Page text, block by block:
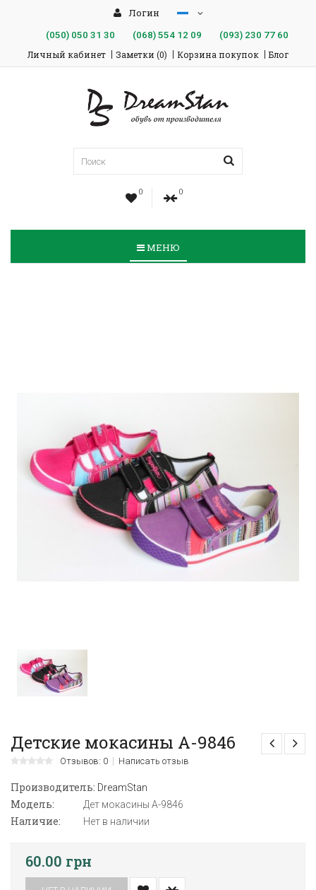
Логин
(050)050 31 30 (068)554 12 09 (093)230 77 60
Личный кабинет Заметки (0) Корзина покупок Блог
0 0
МЕНЮ
Детские мокасины А-9846
Отзывов: 0 Написать отзыв
Производитель: DreamStan
Модель: Дет мокасины А-9846
Наличие: Нет в наличии
60.00 грн